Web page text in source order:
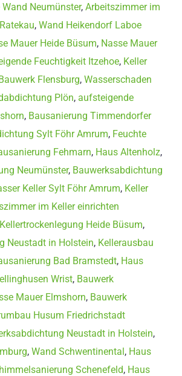
Wand Neumünster, Arbeitszimmer im
, Wand Heikendorf Laboe
Mauer Heide Büsum, Nasse Mauer
Feuchtigkeit Itzehoe, Keller
Flensburg, Wasserschaden
Plön, aufsteigende
, Bausanierung Timmendorfer
Sylt Föhr Amrum, Feuchte
Fehmarn, Haus Altenholz,
Neumünster, Bauwerksabdichtung
Keller Sylt Föhr Amrum, Keller
im Keller einrichten
Kellertrockenlegung Heide Büsum,
Neustadt in Holstein, Kellerausbau
Bad Bramstedt, Haus
Wrist, Bauwerk
Mauer Elmshorn, Bauwerk
Husum Friedrichstadt
Neustadt in Holstein,
, Wand Schwentinental, Haus
Schenefeld, Haus